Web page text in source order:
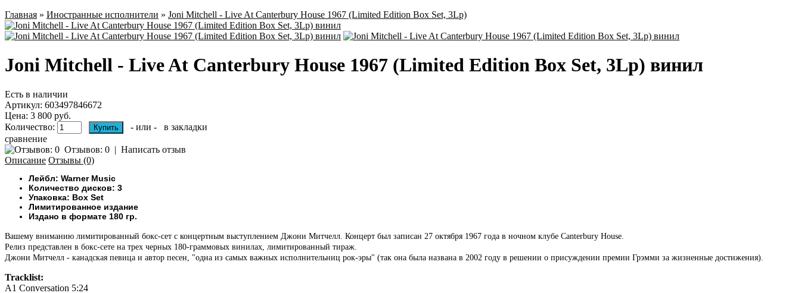
Главная » Иностранные исполнители » Joni Mitchell - Live At Canterbury House 1967 (Limited Edition Box Set, 3Lp)
Joni Mitchell - Live At Canterbury House 1967 (Limited Edition Box Set, 3Lp) винил
Есть в наличии
Артикул: 603497846672
Цена: 3 800 руб.
Количество:
- или -
в закладки
сравнение
Отзывов: 0 | Написать отзыв
Описание Отзывы (0)
Лейбл: Warner Music
Количество дисков: 3
Упаковка: Box Set
Лимитированное издание
Издано в формате 180 гр.
Вашему вниманию лимитированный бокс-сет с концертным выступлением Джони Митчелл. Концерт был записан 27 октября 1967 года в ночном клубе Canterbury House.
Релиз представлен в бокс-сете на трех черных 180-граммовых винилах, лимитированный тираж.
Джони Митчелл - канадская певица и автор песен, "одна из самых важных исполнительниц рок-эры" (так она была названа в 2002 году в решении о присуждении премии Грэмми за жизненные достижения).
Tracklist:
A1 Conversation 5:24